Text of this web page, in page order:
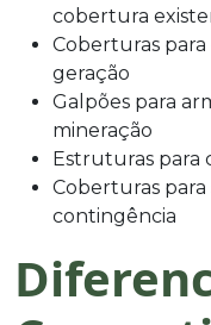
cobertura
Coberturas
geração
Galpões para
mineração
Estruturas para
Coberturas
contingência